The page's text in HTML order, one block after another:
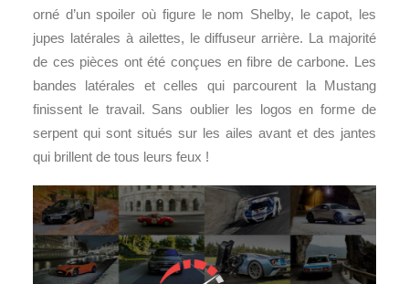
orné d’un spoiler où figure le nom Shelby, le capot, les
jupes latérales à ailettes, le diffuseur arrière. La majorité
de ces pièces ont été conçues en fibre de carbone. Les
bandes latérales et celles qui parcourent la Mustang
finissent le travail. Sans oublier les logos en forme de
serpent qui sont situés sur les ailes avant et des jantes
qui brillent de tous leurs feux !